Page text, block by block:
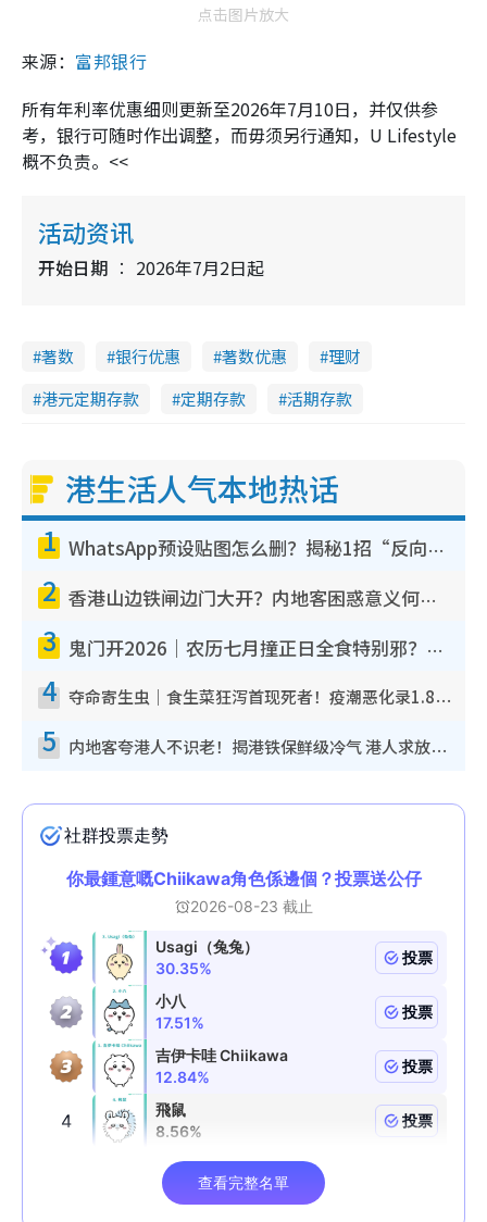
点击图片放大
来源： 富邦银行
所有年利率优惠细则更新至2026年7月10日，并仅供参
考，银行可随时作出调整，而毋须另行通知，U Lifestyle
概不负责。<<
活动资讯
开始日期 2026年7月2日起
著数 银行优惠 著数优惠
理财
港元定期存款
定期存款 活期存款
港生活人气本地热话
1 WhatsApp预设贴图怎么删？揭秘1招“反向操作”还原简洁界面 附3步实测教程
2 香港山边铁闸边门大开？内地客困惑意义何在！网友神回复：这种叫法理性防御
3 鬼门开2026｜农历七月撞正日全食特别邪？专家警告切忌做一事！揭4大禁忌+2招保平安
4 夺命寄生虫｜食生菜狂泻首现死者！疫潮恶化录1.8万宗病例 揭洗菜3大谬误
5 内地客夸港人不识老！揭港铁保鲜级冷气 港人求放过：别投诉